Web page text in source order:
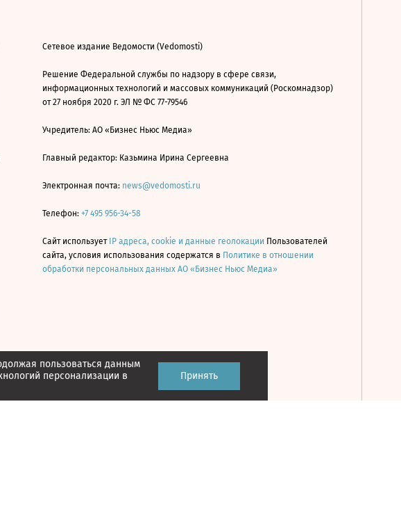
пользоваться данным
персонализации в
Принять
Сетевое издание Ведомости (Vedomosti)
Решение Федеральной службы по надзору в сфере связи,
информационных технологий и массовых коммуникаций (Роскомнадзор)
от 27 ноября 2020 г. ЭЛ № ФС 77-79546
Учредитель: АО «Бизнес Ньюс Медиа»
Главный редактор: Казьмина Ирина Сергеевна
Электронная почта: news@vedomosti.ru
Телефон: +7 495 956-34-58
Сайт использует IP адреса, cookie и данные геолокации Пользователей
сайта, условия использования содержатся в Политике в отношении
обработки персональных данных АО «Бизнес Ньюс Медиа»